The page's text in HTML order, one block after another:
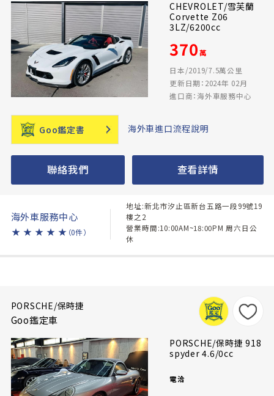
CHEVROLET/雪芙蘭
Corvette Z06
3LZ/6200cc
370萬
日本/2019/7.5萬公里
更新日期：2024年 02月
進口商：海外車服務中心
Goo鑑定書 海外車進口流程說明
聯絡我們 查看詳情
海外車服務中心
★ ★ ★ ★ ★ （0件）
地址:新北市汐止區新台五路一段99號19
樓之2
營業時間:10:00AM~18:00PM 周六日公
休
PORSCHE/保時捷
Goo鑑定車
PORSCHE/保時捷 918
spyder 4.6/0cc
電洽